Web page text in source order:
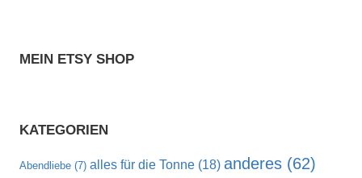
MEIN ETSY SHOP
KATEGORIEN
Abendliebe (7) alles für die Tonne (18) anderes (62)